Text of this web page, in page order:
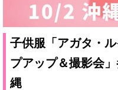
子供服「アガタ・
プアップ＆撮影会
縄